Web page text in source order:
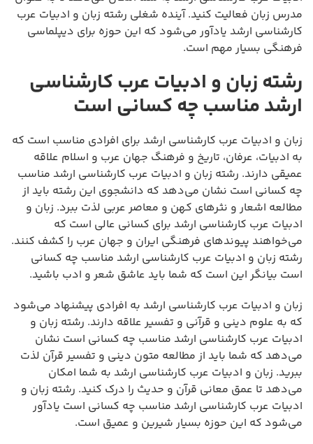
مدرس زبان فعالیت کنید. آینده شغلی رشته زبان و ادبیات عرب
کارشناسی ارشد یادآور می‌شود که این حوزه برای دیپلماسی
فرهنگی بسیار مهم است.
رشته زبان و ادبیات عرب کارشناسی
ارشد مناسب چه کسانی است
زبان و ادبیات عرب کارشناسی ارشد برای افرادی مناسب است که
به ادبیات، عرفان، تاریخ و فرهنگ جهان عرب و اسلام علاقه
عمیقی دارند. رشته زبان و ادبیات عرب کارشناسی ارشد مناسب
چه کسانی است نشان می‌دهد که دانشجوی این رشته باید از
مطالعه اشعار و نثرهای کهن و معاصر عربی لذت ببرد. زبان و
ادبیات عرب کارشناسی ارشد برای کسانی عالی است که
می‌خواهند پیوندهای فرهنگی ایران و جهان عرب را کشف کنند.
رشته زبان و ادبیات عرب کارشناسی ارشد مناسب چه کسانی
است بیانگر این است که شما باید عاشق شعر و ادب باشید.
زبان و ادبیات عرب کارشناسی ارشد به افرادی پیشنهاد می‌شود
که به علوم دینی و قرآنی و تفسیر علاقه دارند. رشته زبان و
ادبیات عرب کارشناسی ارشد مناسب چه کسانی است نشان
می‌دهد که شما باید از مطالعه متون دینی و تفسیر قرآن لذت
ببرید. زبان و ادبیات عرب کارشناسی ارشد به شما امکان
می‌دهد تا عمق معانی قرآن و حدیث را درک کنید. رشته زبان و
ادبیات عرب کارشناسی ارشد مناسب چه کسانی است یادآور
می‌شود که این حوزه بسیار شیرین و عمیق است.